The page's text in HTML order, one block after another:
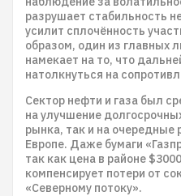
разрушает стабильность
усилит сплочённость
образом, один из главных
намекает на то, что
натолкнуться на
Сектор нефти и газа был
на улучшение
рынка, так и на очередные
Европе. Даже бумаги
так как цена в районе
компенсирует потери от
«Северному потоку».